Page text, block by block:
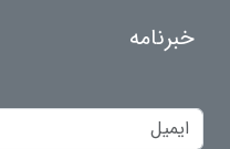
خبرنامه